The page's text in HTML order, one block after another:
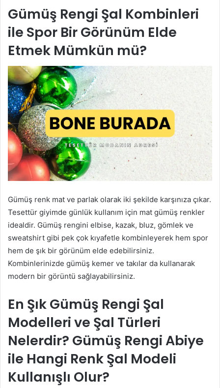
Gümüş Rengi Şal Kombinleri
ile Spor Bir Görünüm Elde
Etmek Mümkün mü?
Gümüş renk mat ve parlak olarak iki şekilde karşınıza çıkar.
Tesettür giyimde günlük kullanım için mat gümüş renkler
idealdir. Gümüş rengini elbise, kazak, bluz, gömlek ve
sweatshirt gibi pek çok kıyafetle kombinleyerek hem spor
hem de şık bir görünüm elde edebilirsiniz.
Kombinlerinizde gümüş kemer ve takılar da kullanarak
modern bir görüntü sağlayabilirsiniz.
En Şık Gümüş Rengi Şal
Modelleri ve Şal Türleri
Nelerdir? Gümüş Rengi Abiye
ile Hangi Renk Şal Modeli
Kullanışlı Olur?